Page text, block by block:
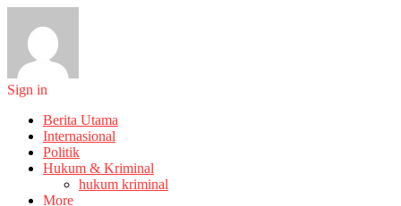
Sign in
Berita Utama
Internasional
Politik
Hukum & Kriminal
hukum kriminal
More